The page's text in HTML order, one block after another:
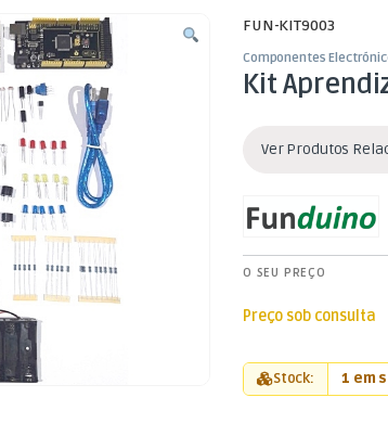
FUN-KIT9003
Componentes
Kit
Ver Produtos
O SEU PREÇO
Preço sob consulta
Stock: 1 em